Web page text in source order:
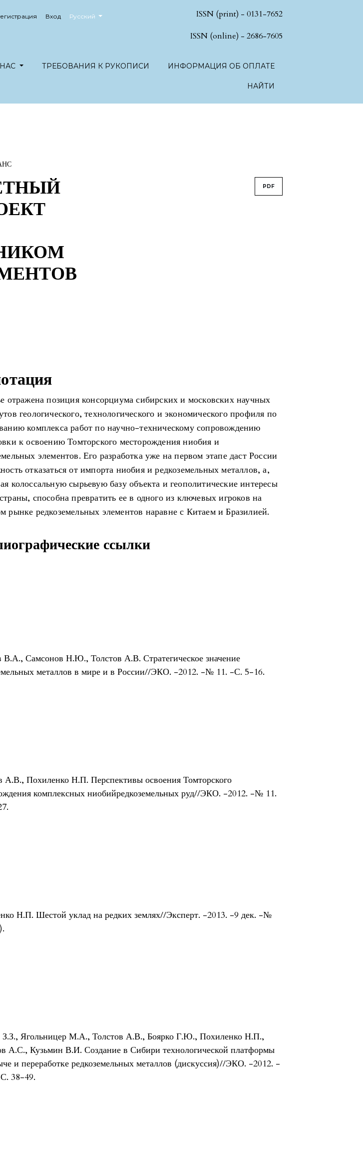
Вход ##plugins.themes.healthSciences.language.toggle##
Русский
ISSN (print) - 0131-7652
ISSN (online) - 2686-7605
ТРЕБОВАНИЯ К РУКОПИСИ ИНФОРМАЦИЯ ОБ ОПЛАТЕ
НАЙТИ
PDF
отражена позиция консорциума сибирских и московских научных
геологического, технологического и экономического профиля по
комплекса работ по научно-техническому сопровождению
к освоению Томторского месторождения ниобия и
элементов. Его разработка уже на первом этапе даст России
отказаться от импорта ниобия и редкоземельных металлов, а,
колоссальную сырьевую базу объекта и геополитические интересы
способна превратить ее в одного из ключевых игроков на
рынке редкоземельных элементов наравне с Китаем и Бразилией.
ссылки
Самсонов Н.Ю., Толстов А.В. Стратегическое значение
металлов в мире и в России//ЭКО. -2012. -№ 11. -С. 5-16.
А.В., Похиленко Н.П. Перспективы освоения Томторского
комплексных ниобийредкоземельных руд//ЭКО. -2012. -№ 11.
Н.П. Шестой уклад на редких землях//Эксперт. -2013. -9 дек. -№
З.З., Ягольницер М.А., Толстов А.В., Боярко Г.Ю., Похиленко Н.П.,
А.С., Кузьмин В.И. Создание в Сибири технологической платформы
и переработке редкоземельных металлов (дискуссия)//ЭКО. -2012. -
38-49.